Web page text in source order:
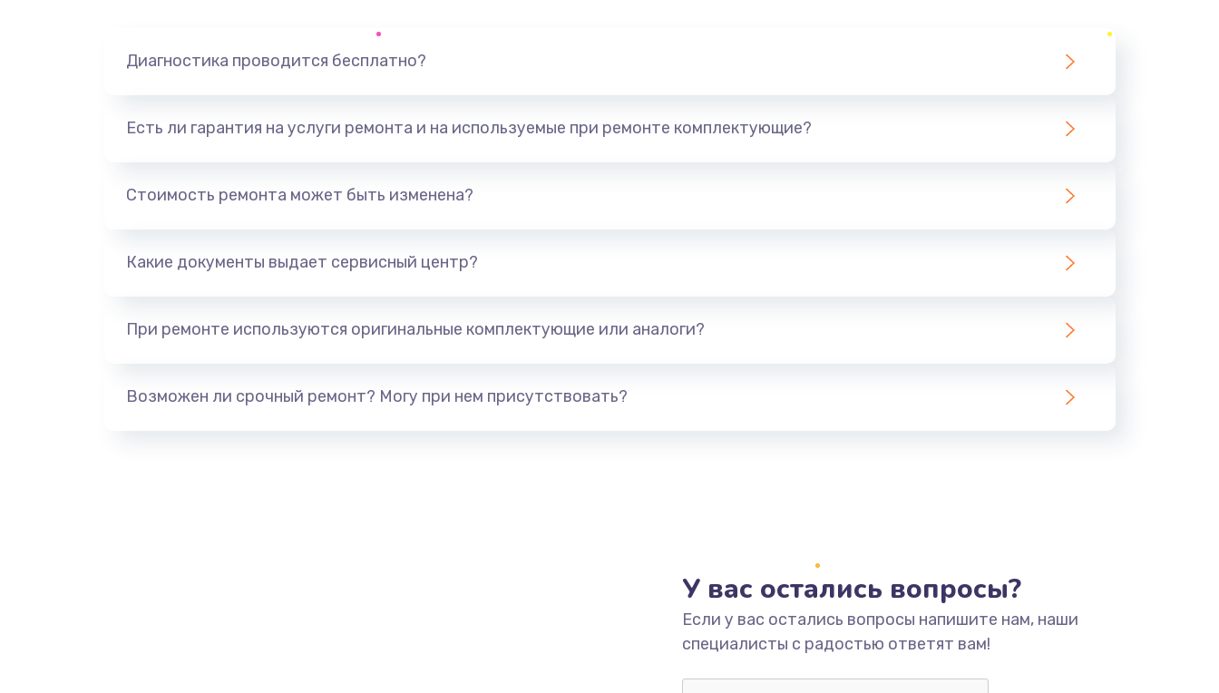
Диагностика проводится бесплатно?
Есть ли гарантия на услуги ремонта и на используемые при ремонте комплектующие?
Стоимость ремонта может быть изменена?
Какие документы выдает сервисный центр?
При ремонте используются оригинальные комплектующие или аналоги?
Возможен ли срочный ремонт? Могу при нем присутствовать?
У вас остались вопросы?
Если у вас остались вопросы напишите нам, наши
специалисты с радостью ответят вам!